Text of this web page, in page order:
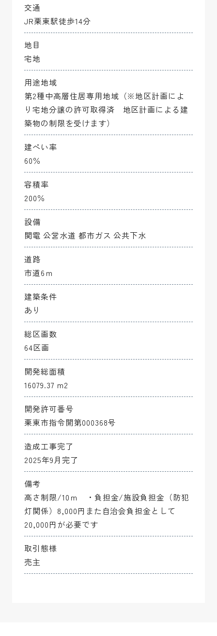
5-2 180.90 m2(54.72坪)
5-3
5-4 180.92 m2(54.72坪) ご成約済み
5-5 180.91 m2(54.72坪) ご成約済み
5-6 180.91 m2(54.72坪)
5-7
5-10
5-11 180.92 m2(54.72坪)
5-12
5-14
6-1
6-2 187.60 m2(56.74坪) ー
6-3 187.63 m2(56.75坪)
7-1 180.55 m2(54.61坪)
7-2 180.55m2(54.61坪) ご成約済み
7-3 180.55m2(54.61坪)
7-4
交通
JR栗東駅徒歩14分
地目
宅地
用途地域
第2種中高層住居専用地域（※地区計画によ
り宅地分譲の許可取得済 地区計画による建
築物の制限を受けます）
建ぺい率
60％
容積率
200％
設備
関電 公営水道 都市ガス 公共下水
道路
市道6ｍ
建築条件
あり
総区画数
64区画
開発総面積
16079.37 m2
開発許可番号
栗東市指令開第000368号
造成工事完了
2025年9月完了
備考
高さ制限/10ｍ ・負担金/施設負担金（防犯
灯関係）8,000円また自治会負担金として
20,000円が必要です
取引態様
売主